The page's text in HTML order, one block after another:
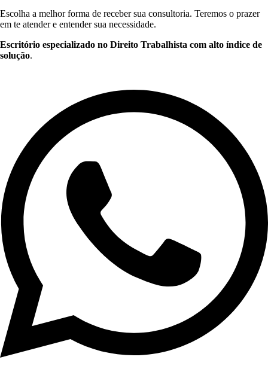
Escolha a melhor forma de receber sua consultoria. Teremos o prazer
em te atender e entender sua necessidade.
Escritório especializado no Direito Trabalhista com alto índice de
solução.